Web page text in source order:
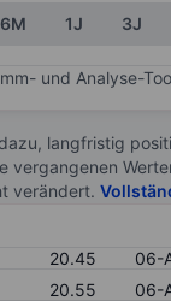
6M 1J 3J
und Analyse-
langfristig
vergangenen
verändert.
20.45
06-
20.55
06-